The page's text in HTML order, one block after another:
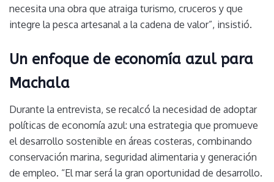
necesita una obra que atraiga turismo, cruceros y que
integre la pesca artesanal a la cadena de valor”, insistió.
Un enfoque de economía azul para
Machala
Durante la entrevista, se recalcó la necesidad de adoptar
políticas de economía azul: una estrategia que promueve
el desarrollo sostenible en áreas costeras, combinando
conservación marina, seguridad alimentaria y generación
de empleo. “El mar será la gran oportunidad de desarrollo.